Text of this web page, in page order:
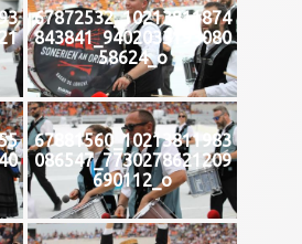
67872532_10213811874
843841_9402033193080
58624_o
67881560_10213811983
086547_7730278621209
690112_o